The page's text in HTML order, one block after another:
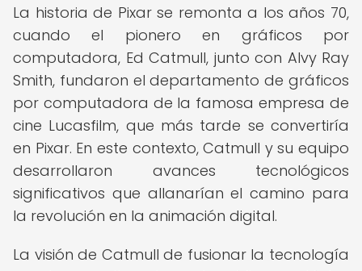
La historia de Pixar se remonta a los años 70,
cuando el pionero en gráficos por
computadora, Ed Catmull, junto con Alvy Ray
Smith, fundaron el departamento de gráficos
por computadora de la famosa empresa de
cine Lucasfilm, que más tarde se convertiría
en Pixar. En este contexto, Catmull y su equipo
desarrollaron avances tecnológicos
significativos que allanarían el camino para
la revolución en la animación digital.
La visión de Catmull de fusionar la tecnología